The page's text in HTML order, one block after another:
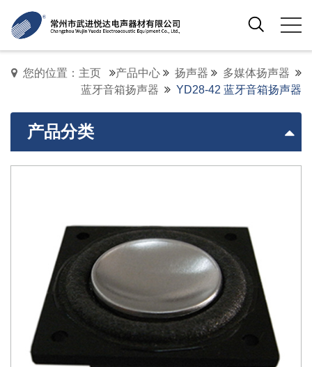
您的位置：主页 产品中心 扬声器
多媒体扬声器
蓝牙音箱扬声器
YD28-42 蓝牙音箱扬声器
产品分类